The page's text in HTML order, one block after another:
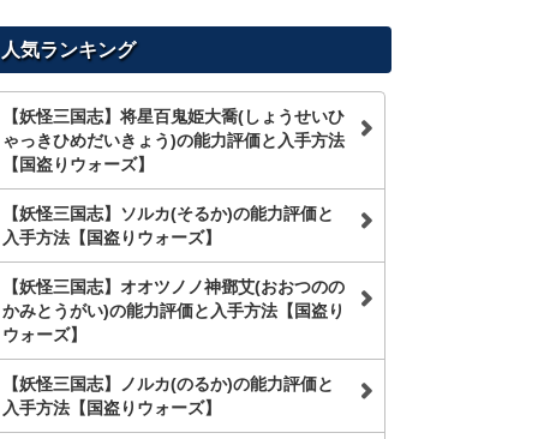
を
索
人気ランキング
【妖怪三国志】将星百鬼姫大喬(しょうせいひ
ゃっきひめだいきょう)の能力評価と入手方法
【国盗りウォーズ】
【妖怪三国志】ソルカ(そるか)の能力評価と
入手方法【国盗りウォーズ】
【妖怪三国志】オオツノノ神鄧艾(おおつのの
かみとうがい)の能力評価と入手方法【国盗り
ウォーズ】
【妖怪三国志】ノルカ(のるか)の能力評価と
入手方法【国盗りウォーズ】